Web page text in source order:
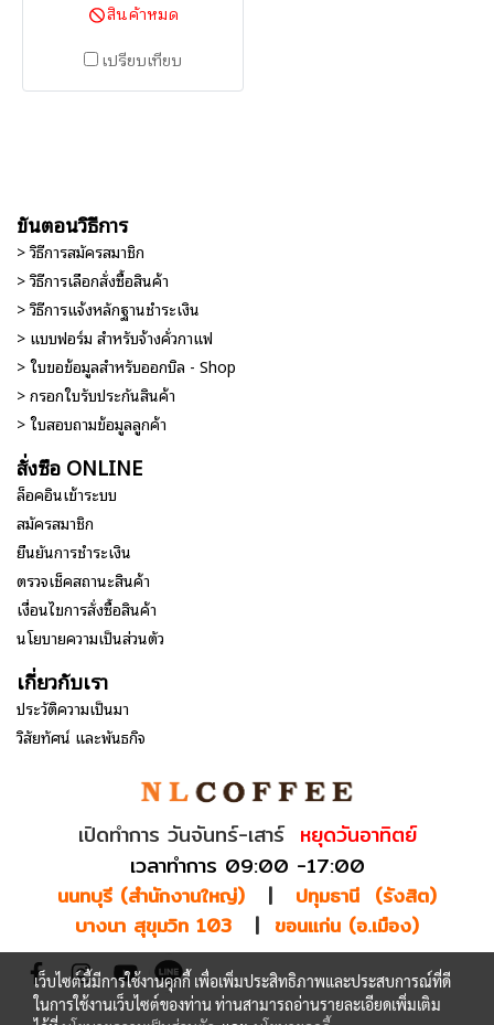
สินค้าหมด
เปรียบเทียบ
ขั้นตอนวิธีการ
> วิธีการสมัครสมาชิก
> วิธีการเลือกสั่งซื้อสินค้า
> วิธีการแจ้งหลักฐานชำระเงิน
> แบบฟอร์ม สำหรับจ้างคั่วกาแฟ
> ใบขอข้อมูลสำหรับออกบิล - Shop
> กรอกใบรับประกันสินค้า
> ใบสอบถามข้อมูลลูกค้า
สั่งซื้อ ONLINE
ล็อคอินเข้าระบบ
สมัครสมาชิก
ยืนยันการชำระเงิน
ตรวจเช็คสถานะสินค้า
เงื่อนไขการสั่งซื้อสินค้า
นโยบายความเป็นส่วนตัว
เกี่ยวกับเรา
ประวัติความเป็นมา
วิสัยทัศน์ และพันธกิจ
เปิดทำการ วันจันทร์-เสาร์ หยุดวันอาทิตย์
เวลาทำการ 09:00 -17:00
นนทบุรี (สำนักงานใหญ่) |
ปทุมธานี (รังสิต)
บางนา สุขุมวิท 103 | ขอนแก่น (อ.เมือง)
เว็บไซต์นี้มีการใช้งานคุกกี้ เพื่อเพิ่มประสิทธิภาพและประสบการณ์ที่ดี
ในการใช้งานเว็บไซต์ของท่าน ท่านสามารถอ่านรายละเอียดเพิ่มเติม